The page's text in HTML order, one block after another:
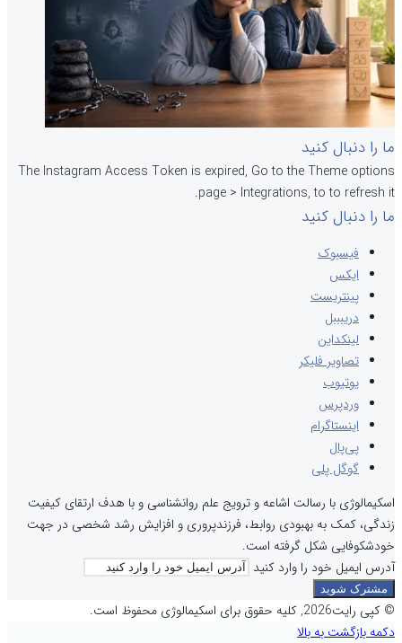
ما را دنبال کنید
The Instagram Access Token is expired, Go to the Theme options
page > Integrations, to to refresh it.
ما را دنبال کنید
فیسبوک
ایکس
پینتریست
دریبببل
لینکداین
تصاویر فلیکر
یوتیوب
وردپرس
اینستاگرام
پی‌پال
گوگل پلی
اسکیمالوژی با رسالت اشاعه و ترویج علم روانشناسی و با هدف ارتقای کیفیت
زندگی، کمک به بهبودی روابط، فرزندپروری و افزایش رشد شخصی در جهت
خودشکوفایی شکل گرفته است.
آدرس ایمیل خود را وارد کنید
© کپی رایت2026, کلیه حقوق برای اسکیمالوژی محفوظ است.
دکمه بازگشت به بالا